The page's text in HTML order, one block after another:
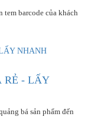
tem barcode của khách
RẺ - LẤY
bá sản phẩm đến